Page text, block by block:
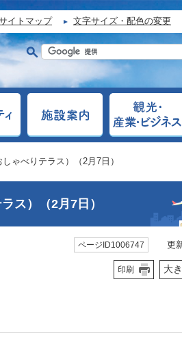
イトマップ 文字サイズ・配色の変更
ゃべりテラス）（2月7日）
ス）（2月7日）
ページID1006747 更新
印刷 大